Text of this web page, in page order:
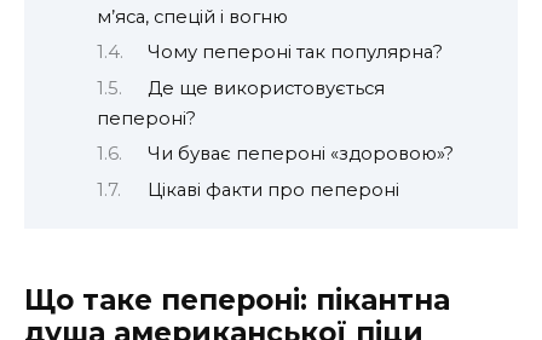
м’яса, спецій і вогню
Чому пепероні так популярна?
Де ще використовується
пепероні?
Чи буває пепероні «здоровою»?
Цікаві факти про пепероні
Що таке пепероні: пікантна
душа американської піци